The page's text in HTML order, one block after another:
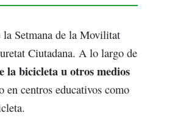
la Setmana de la Movilitat
Ciutadana. A lo largo de
la bicicleta u otros medios
centros educativos como